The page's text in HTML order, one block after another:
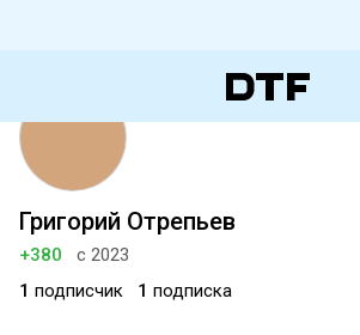
Григорий Отрепьев
+380
с 2023
1 подписчик 1 подписка